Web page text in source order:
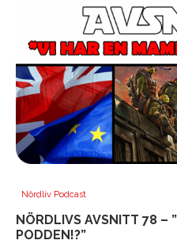
Nördliv Podcast
NÖRDLIVS AVSNITT 78 –
PODDEN!?”